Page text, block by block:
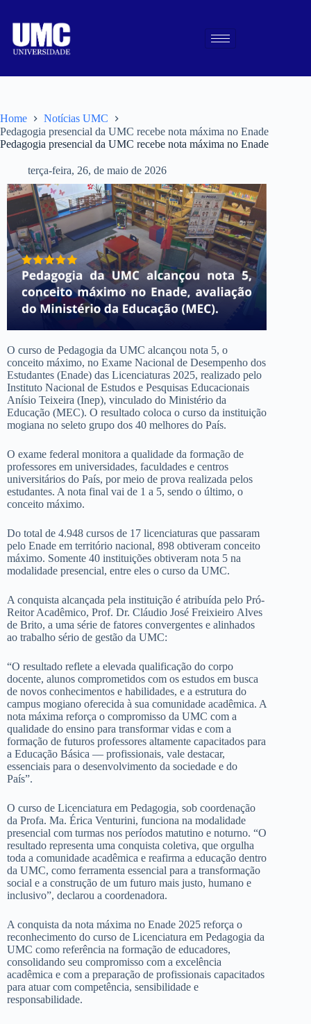
Home
Notícias UMC
Pedagogia presencial da UMC recebe nota máxima no Enade
Pedagogia presencial da UMC recebe nota máxima no Enade
terça-feira, 26, de maio de 2026
O curso de Pedagogia da UMC alcançou nota 5, o
conceito máximo, no Exame Nacional de Desempenho dos
Estudantes (Enade) das Licenciaturas 2025, realizado pelo
Instituto Nacional de Estudos e Pesquisas Educacionais
Anísio Teixeira (Inep), vinculado do Ministério da
Educação (MEC). O resultado coloca o curso da instituição
mogiana no seleto grupo dos 40 melhores do País.
O exame federal monitora a qualidade da formação de
professores em universidades, faculdades e centros
universitários do País, por meio de prova realizada pelos
estudantes. A nota final vai de 1 a 5, sendo o último, o
conceito máximo.
Do total de 4.948 cursos de 17 licenciaturas que passaram
pelo Enade em território nacional, 898 obtiveram conceito
máximo. Somente 40 instituições obtiveram nota 5 na
modalidade presencial, entre eles o curso da UMC.
A conquista alcançada pela instituição é atribuída pelo Pró-
Reitor Acadêmico, Prof. Dr. Cláudio José Freixieiro Alves
de Brito, a uma série de fatores convergentes e alinhados
ao trabalho sério de gestão da UMC:
“O resultado reflete a elevada qualificação do corpo
docente, alunos comprometidos com os estudos em busca
de novos conhecimentos e habilidades, e a estrutura do
campus mogiano oferecida à sua comunidade acadêmica. A
nota máxima reforça o compromisso da UMC com a
qualidade do ensino para transformar vidas e com a
formação de futuros professores altamente capacitados para
a Educação Básica — profissionais, vale destacar,
essenciais para o desenvolvimento da sociedade e do
País”.
O curso de Licenciatura em Pedagogia, sob coordenação
da Profa. Ma. Érica Venturini, funciona na modalidade
presencial com turmas nos períodos matutino e noturno. “O
resultado representa uma conquista coletiva, que orgulha
toda a comunidade acadêmica e reafirma a educação dentro
da UMC, como ferramenta essencial para a transformação
social e a construção de um futuro mais justo, humano e
inclusivo”, declarou a coordenadora.
A conquista da nota máxima no Enade 2025 reforça o
reconhecimento do curso de Licenciatura em Pedagogia da
UMC como referência na formação de educadores,
consolidando seu compromisso com a excelência
acadêmica e com a preparação de profissionais capacitados
para atuar com competência, sensibilidade e
responsabilidade.